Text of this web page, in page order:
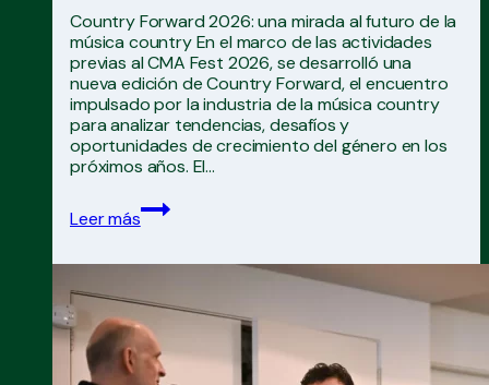
Country Forward 2026: una mirada al futuro de la
música country En el marco de las actividades
previas al CMA Fest 2026, se desarrolló una
nueva edición de Country Forward, el encuentro
impulsado por la industria de la música country
para analizar tendencias, desafíos y
oportunidades de crecimiento del género en los
próximos años. El…
Leer más
Country
Forward
una
al
futuro
de
la